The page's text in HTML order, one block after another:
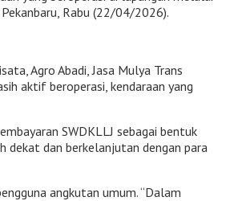
Rabu (22/04/2026).
Agro Abadi, Jasa Mulya Trans
aktif beroperasi, kendaraan yang
SWDKLLJ sebagai bentuk
dekat dan berkelanjutan dengan para
angkutan umum. “Dalam